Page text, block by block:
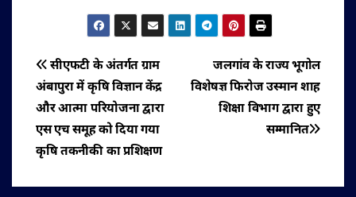
पोस्ट
नेविगेशन
जलगांव के राज्य भूगोल
विशेषज्ञ फिरोज उस्मान शाह
शिक्षा विभाग द्वारा हुए
सम्मानित
सीएफटी के अंतर्गत ग्राम
अंबापुरा में कृषि विज्ञान केंद्र
और आत्मा परियोजना द्वारा
एस एच समूह को दिया गया
कृषि तकनीकी का प्रशिक्षण